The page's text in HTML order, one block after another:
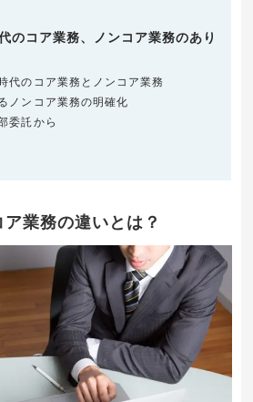
のコア業務、ノンコア業務のあり
代のコア業務とノンコア業務
ノンコア業務の明確化
委託から
業務の違いとは？